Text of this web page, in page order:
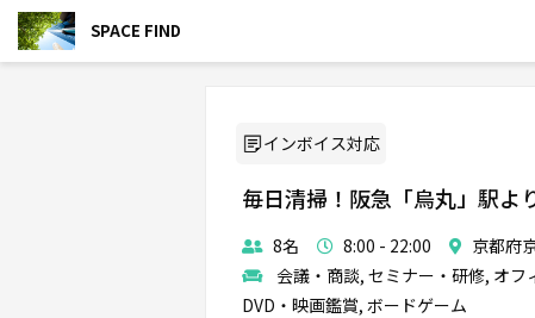
SPACE FIND
インボイス対応
毎日清掃！阪急「烏丸」駅
8名 8:00 - 22:00
京都府
会議・商談, セミナー・研修, オ
DVD・映画鑑賞, ボードゲーム